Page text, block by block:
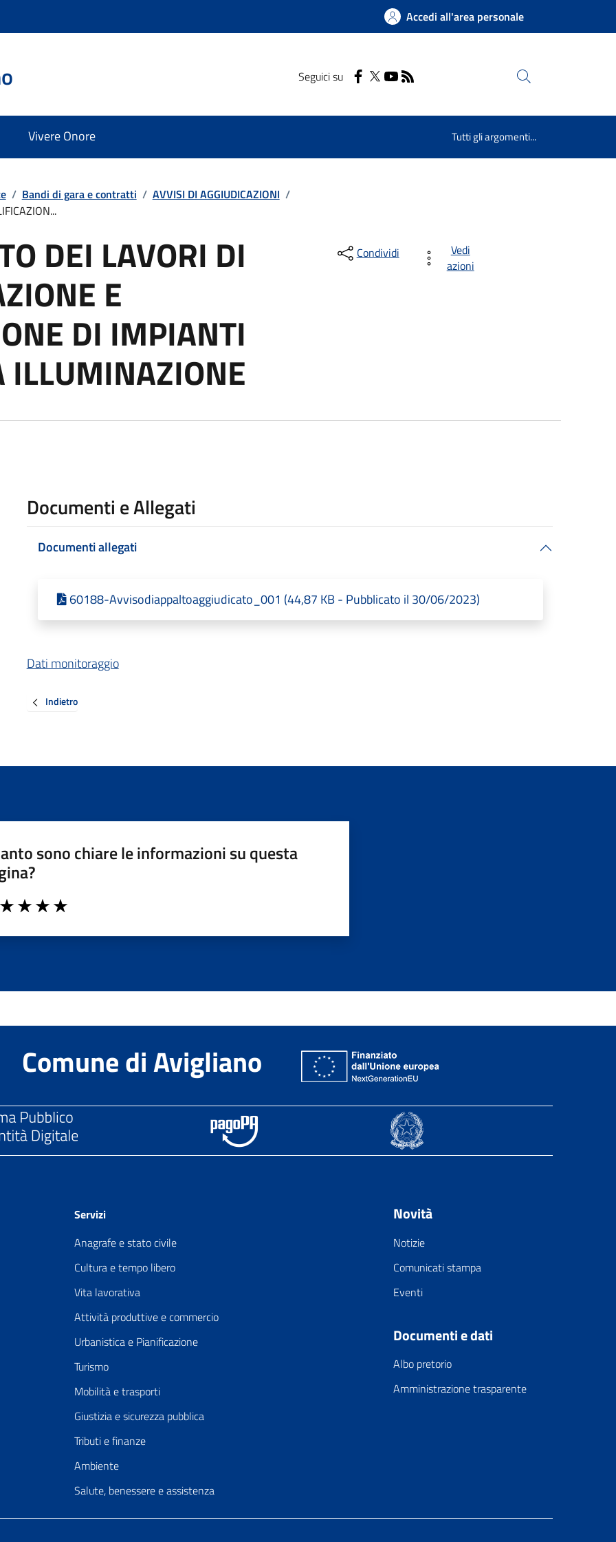
Accedi all'area personale
Seguici su
Vivere Onore Tutti gli argomenti...
/ Bandi di gara e contratti / AVVISI DI AGGIUDICAZIONI /
DEI LAVORI DI
E
DI IMPIANTI
ILLUMINAZIONE
Condividi
Vedi
azioni
Documenti e Allegati
Documenti allegati
60188-Avvisodiappaltoaggiudicato_001 (44,87 KB - Pubblicato il 30/06/2023)
Dati monitoraggio
Indietro
sono chiare le informazioni su questa
da 1 a 5 stelle la pagina
Comune di Avigliano
Servizi
Anagrafe e stato civile
Cultura e tempo libero
Vita lavorativa
Attività produttive e commercio
Urbanistica e Pianificazione
Turismo
Mobilità e trasporti
Giustizia e sicurezza pubblica
Tributi e finanze
Ambiente
Salute, benessere e assistenza
Novità
Notizie
Comunicati stampa
Eventi
Documenti e dati
Albo pretorio
Amministrazione trasparente